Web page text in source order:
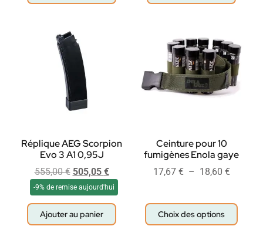
Réplique AEG Scorpion
Evo 3 A1 0,95J
555,00€ 505,05 €
-9% de remise aujourd'hui
Ajouter au panier
Ceinture pour 10
fumigènes Enola gaye
17,67 € – 18,60 €
Choix des options